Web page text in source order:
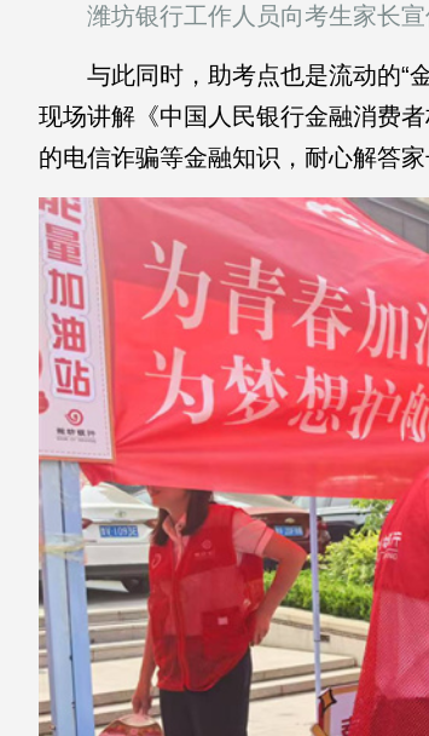
潍坊银行工作人员向考生家长宣
与此同时，助考点也是流动的“金
现场讲解《中国人民银行金融消费
的电信诈骗等金融知识，耐心解答家